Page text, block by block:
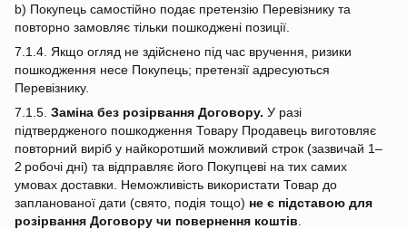
b) Покупець самостійно подає претензію Перевізнику та
повторно замовляє тільки пошкоджені позиції.
7.1.4. Якщо огляд не здійснено під час вручення, ризики
пошкодження несе Покупець; претензії адресуються
Перевізнику.
7.1.5. Заміна без розірвання Договору. У разі
підтвердженого пошкодження Товару Продавець виготовляє
повторний виріб у найкоротший можливий строк (зазвичай 1–
2 робочі дні) та відправляє його Покупцеві на тих самих
умовах доставки. Неможливість використати Товар до
запланованої дати (свято, подія тощо) не є підставою для
розірвання Договору чи повернення коштів